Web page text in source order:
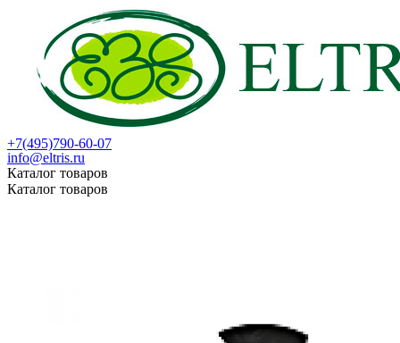
+7(495)790-60-07
info@eltris.ru
Каталог товаров
Каталог товаров